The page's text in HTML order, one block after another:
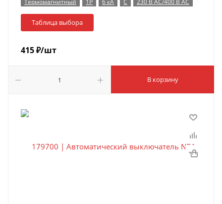
Термомагнитный
1P 6 кА C 230 В AC/400 В AC
Таблица выбора
415₽/шт
В корзину